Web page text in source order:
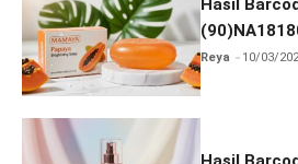
Hasil
dan Izin
Reya 10/03/